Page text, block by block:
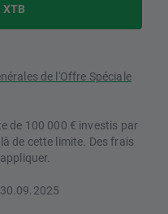
de l'Offre Spéciale
de 100 000 € investis par
de cette limite. Des frais